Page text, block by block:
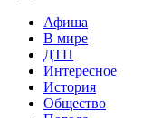
Афиша
В мире
ДТП
Интересное
История
Общество